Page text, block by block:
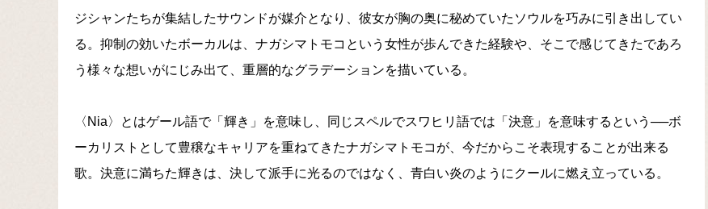
ジシャンたちが集結したサウンドが媒介となり、彼女が胸の奥に秘めていたソウルを巧みに引き出してい
る。抑制の効いたボーカルは、ナガシマトモコという女性が歩んできた経験や、そこで感じてきたであろ
う様々な想いがにじみ出て、重層的なグラデーションを描いている。
〈Nia〉とはゲール語で「輝き」を意味し、同じスペルでスワヒリ語では「決意」を意味するという──ボ
ーカリストとして豊穣なキャリアを重ねてきたナガシマトモコが、今だからこそ表現することが出来る
歌。決意に満ちた輝きは、決して派手に光るのではなく、青白い炎のようにクールに燃え立っている。